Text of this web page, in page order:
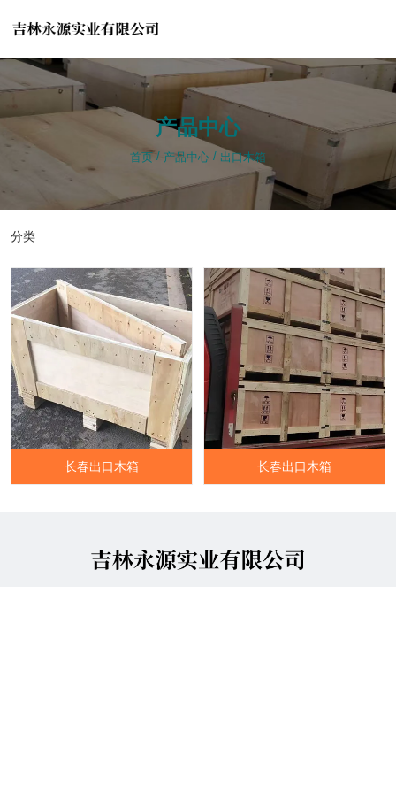
产品中心
首页/ 产品中心 / 出口木箱
产品中心
首页/ 产品中心 / 出口木箱
分类
长春出口木箱 长春出口木箱